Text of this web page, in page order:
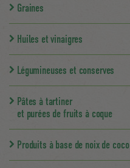
Graines
Huiles et vinaigres
Légumineuses et conserves
Pâtes à tartiner
et purées de fruits à coque
Produits à base de noix de coco